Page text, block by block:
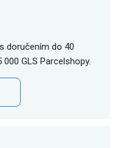
doručením do 40
GLS Parcelshopy.